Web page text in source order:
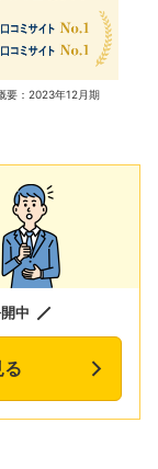
：2023年12月期
中